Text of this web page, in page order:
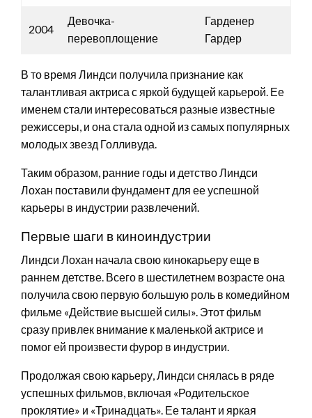
2004
Девочка-
перевоплощение
Гарденер
Гардер
В то время Линдси получила признание как
талантливая актриса с яркой будущей карьерой. Ее
именем стали интересоваться разные известные
режиссеры, и она стала одной из самых популярных
молодых звезд Голливуда.
Таким образом, ранние годы и детство Линдси
Лохан поставили фундамент для ее успешной
карьеры в индустрии развлечений.
Первые шаги в киноиндустрии
Линдси Лохан начала свою кинокарьеру еще в
раннем детстве. Всего в шестилетнем возрасте она
получила свою первую большую роль в комедийном
фильме «Действие высшей силы». Этот фильм
сразу привлек внимание к маленькой актрисе и
помог ей произвести фурор в индустрии.
Продолжая свою карьеру, Линдси снялась в ряде
успешных фильмов, включая «Родительское
проклятие» и «Тринадцать». Ее талант и яркая